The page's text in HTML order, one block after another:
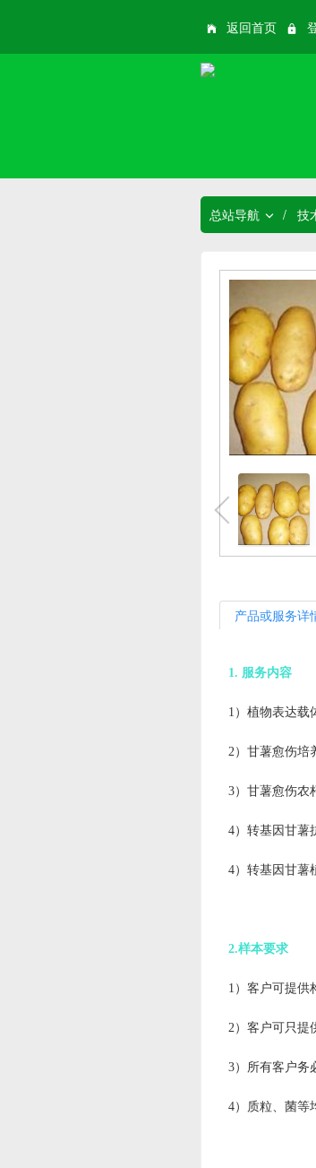
返回首页
总站导航 / 技
产品或服务详
1. 服务内容
1）植物表达载
2）甘薯愈伤培
3）甘薯愈伤农
4）转基因甘薯
4）转基因甘薯
2.样本要求
1） 客户可提供
2）客户可只提
3）所有客户务
4）质粒、菌等